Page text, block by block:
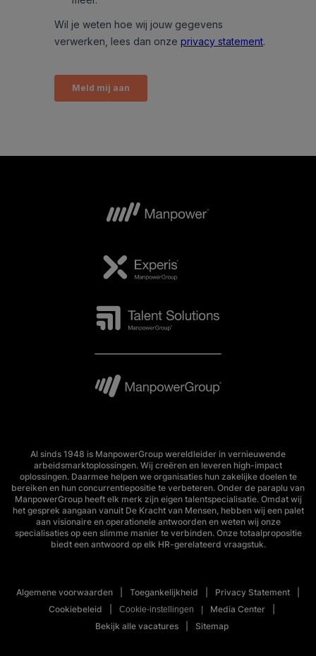
Al sinds 1948 is ManpowerGroup wereldleider in vernieuwende
arbeidsmarktoplossingen. Wij creëren en leveren high-impact
oplossingen. Daarmee helpen we organisaties hun zakelijke doelen te
bereiken en hun concurrentiepositie te verbeteren. Onder de paraplu van
ManpowerGroup heeft elk merk zijn eigen talentspecialisatie. Omdat wij
het gesprek aangaan vanuit De Kracht van Mensen, hebben wij een palet
aan visionaire en operationele antwoorden en weten wij onze
specialisaties op een slimme manier te verbinden. Onze totaalpropositie
biedt een antwoord op elk HR-gerelateerd vraagstuk.
Algemene voorwaarden Toegankelijkheid
Privacy Statement
Cookiebeleid
Cookie-instellingen
Media Center
Bekijk alle vacatures
Sitemap